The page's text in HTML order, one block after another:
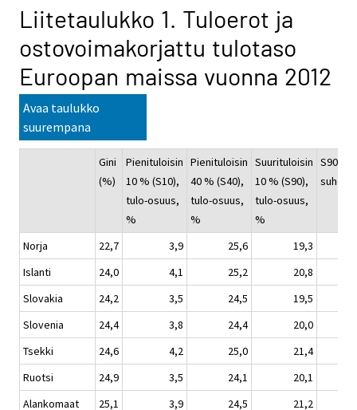
Liitetaulukko 1. Tuloerot ja
ostovoimakorjattu tulotaso
Euroopan maissa vuonna 2012
Avaa taulukko
suurempana
Gini
(%)
Pienituloisin
10 % (S10),
tulo-osuus,
%
Pienituloisin
40 % (S40),
tulo-osuus,
%
Suurituloisin
10 % (S90),
tulo-osuus,
%
S90/
suhde
Norja 22,7 3,9 25,6 19,3
Islanti
24,0 4,1 25,2 20,8
Slovakia
24,2 3,5 24,5 19,5
Slovenia
24,4 3,8 24,4 20,0
Tsekki
24,6 4,2 25,0 21,4
Ruotsi
24,9 3,5 24,1 20,1
Alankomaat
25,1 3,9 24,5 21,2